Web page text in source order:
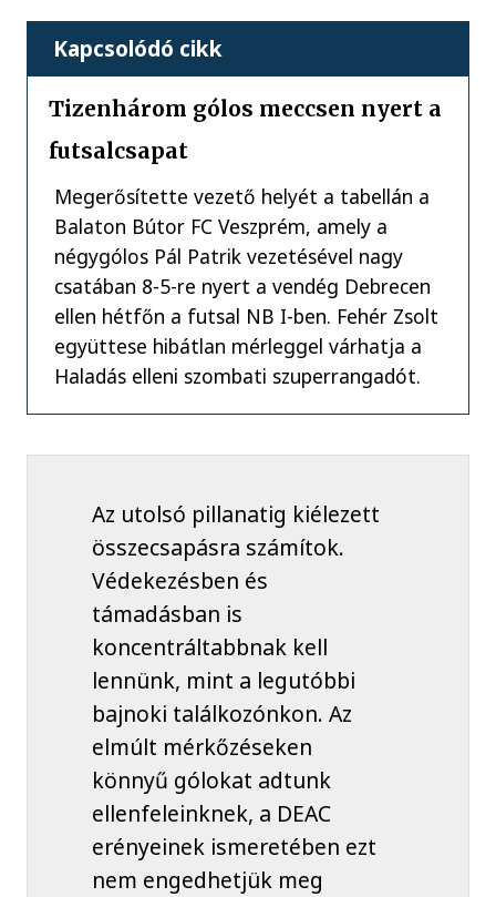
Kapcsolódó cikk
Tizenhárom gólos meccsen nyert a
futsalcsapat
Megerősítette vezető helyét a tabellán a
Balaton Bútor FC Veszprém, amely a
négygólos Pál Patrik vezetésével nagy
csatában 8-5-re nyert a vendég Debrecen
ellen hétfőn a futsal NB I-ben. Fehér Zsolt
együttese hibátlan mérleggel várhatja a
Haladás elleni szombati szuperrangadót.
Az utolsó pillanatig kiélezett
összecsapásra számítok.
Védekezésben és
támadásban is
koncentráltabbnak kell
lennünk, mint a legutóbbi
bajnoki találkozónkon. Az
elmúlt mérkőzéseken
könnyű gólokat adtunk
ellenfeleinknek, a DEAC
erényeinek ismeretében ezt
nem engedhetjük meg